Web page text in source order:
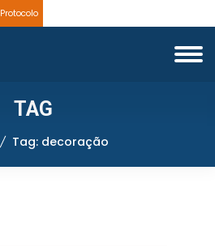
Protocolo
TAG
Tag: decoração